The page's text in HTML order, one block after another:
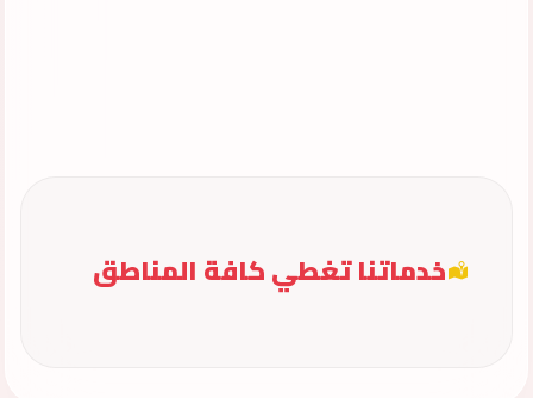
خدماتنا تغطي كافة المناطق